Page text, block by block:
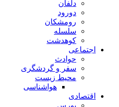
دلفان
دورود
رومشکان
سلسله
کوهدشت
اجتماعی
حوادث
سفر و گردشگری
محیط زیست
هواشناسی
اقتصادی
بورس